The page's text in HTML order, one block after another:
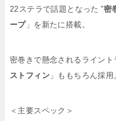
22ステラで話題となった ”密
ープ」を新たに搭載。
密巻きで懸念されるライント
ストフィン 」ももちろん採用
＜主要スペック＞